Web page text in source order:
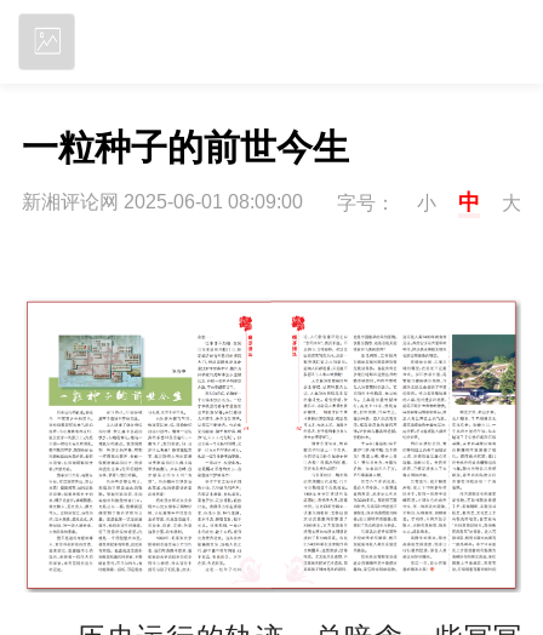
一粒种子的前世今生
新湘评论网 2025-06-01 08:09:00 字号： 小 中 大